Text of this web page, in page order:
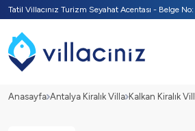
Tatil Villacınız Turizm Seyahat Acentası - Belge
Anasayfa Antalya Kiralık Villa Kalkan Kiralık